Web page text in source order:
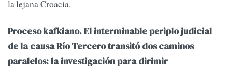
la lejana Croacia.
Proceso kafkiano. El interminable periplo judicial
de la causa Río Tercero transitó dos caminos
paralelos: la investigación para dirimir